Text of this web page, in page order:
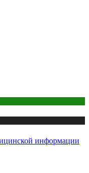
информации